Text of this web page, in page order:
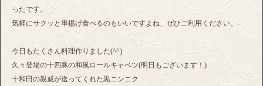
ったです。
気軽にサクッと串揚げ食べるのもいいですよね、ぜひご利用ください。
今日もたくさん料理作りました(^^)
久々登場の十四豚の和風ロールキャベツ(明日もございます！)
十和田の親戚が送ってくれた黒ニンニク